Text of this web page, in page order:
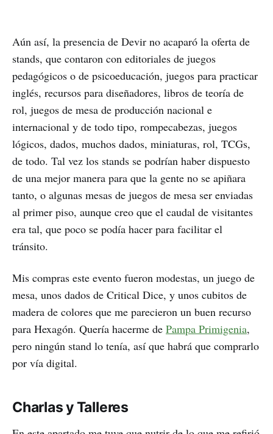
Aún así, la presencia de Devir no acaparó la oferta de
stands, que contaron con editoriales de juegos
pedagógicos o de psicoeducación, juegos para practicar
inglés, recursos para diseñadores, libros de teoría de
rol, juegos de mesa de producción nacional e
internacional y de todo tipo, rompecabezas, juegos
lógicos, dados, muchos dados, miniaturas, rol, TCGs,
de todo. Tal vez los stands se podrían haber dispuesto
de una mejor manera para que la gente no se apiñara
tanto, o algunas mesas de juegos de mesa ser enviadas
al primer piso, aunque creo que el caudal de visitantes
era tal, que poco se podía hacer para facilitar el
tránsito.
Mis compras este evento fueron modestas, un juego de
mesa, unos dados de Critical Dice, y unos cubitos de
madera de colores que me parecieron un buen recurso
para Hexagón. Quería hacerme de Pampa Primigenia,
pero ningún stand lo tenía, así que habrá que comprarlo
por vía digital.
Charlas y Talleres